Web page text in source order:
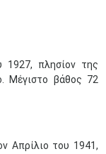
1927, πλησίον της
Μέγιστο βάθος 72
Απρίλιο του 1941,